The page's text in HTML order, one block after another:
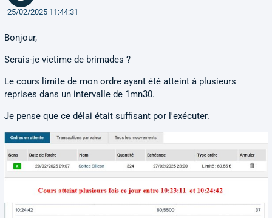
25/02/2025 11:44:31
Bonjour,
Serais-je victime de brimades ?
Le cours limite de mon ordre ayant été atteint à plusieurs
reprises dans un intervalle de 1mn30.
Je pense que ce délai était suffisant por l'exécuter.